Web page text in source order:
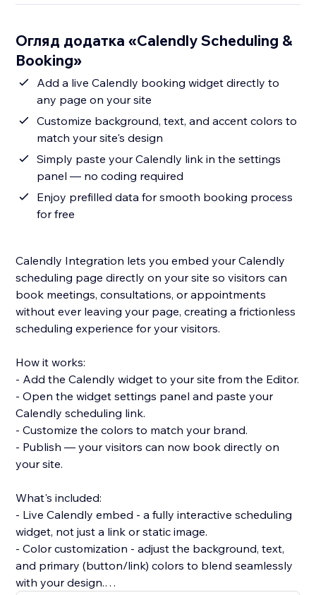
Огляд додатка «Calendly Scheduling &
Booking»
Add a live Calendly booking widget directly to
any page on your site
Customize background, text, and accent colors to
match your site's design
Simply paste your Calendly link in the settings
panel — no coding required
Enjoy prefilled data for smooth booking process
for free
Calendly Integration lets you embed your Calendly
scheduling page directly on your site so visitors can
book meetings, consultations, or appointments
without ever leaving your page, creating a frictionless
scheduling experience for your visitors.
How it works:
- Add the Calendly widget to your site from the Editor.
- Open the widget settings panel and paste your
Calendly scheduling link.
- Customize the colors to match your brand.
- Publish — your visitors can now book directly on
your site.
What's included:
- Live Calendly embed - a fully interactive scheduling
widget, not just a link or static image.
- Color customization - adjust the background, text,
and primary (button/link) colors to blend seamlessly
with your design.